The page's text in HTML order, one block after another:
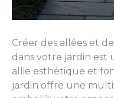
Créer des allées et
dans votre jardin est
allie esthétique et
jardin offre une